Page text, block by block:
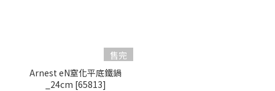
售完
Arnest eN窒化平底鐵鍋
_24cm [65813]